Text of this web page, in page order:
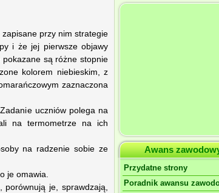
zapisane przy nim strategie
i że jej pierwsze objawy
pokazane są różne stopnie
kolorem niebieskim, z
zaznaczona
uczniów polega na
na termometrze na ich
na radzenie sobie ze
je omawia.
porównują je, sprawdzają,
Awans
Przydatne strony
Poradnik awansu